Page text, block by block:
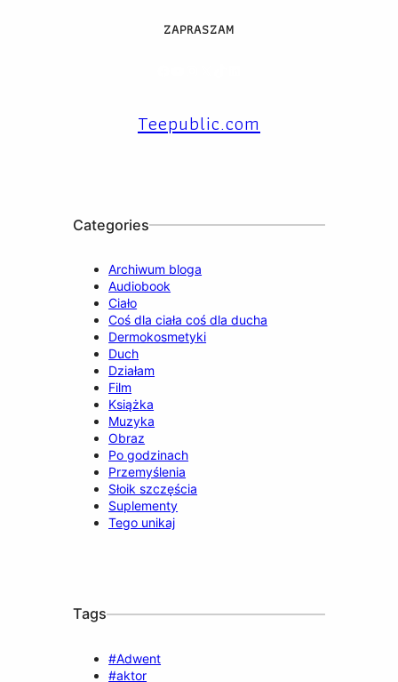
ZAPRASZAM
Teepublic.com
Categories
Archiwum bloga
Audiobook
Ciało
Coś dla ciała coś dla ducha
Dermokosmetyki
Duch
Działam
Film
Książka
Muzyka
Obraz
Po godzinach
Przemyślenia
Słoik szczęścia
Suplementy
Tego unikaj
Tags
#Adwent
#aktor